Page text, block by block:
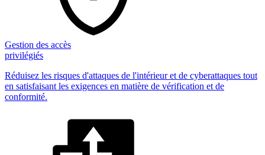
Gestion des accès
privilégiés
Réduisez les risques d'attaques de l'intérieur et de cyberattaques tout
en satisfaisant les exigences en matière de vérification et de
conformité.